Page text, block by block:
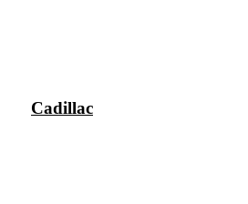
Cadillac